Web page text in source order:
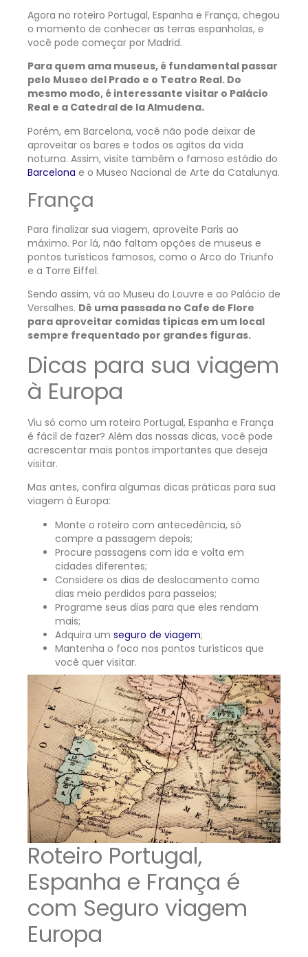
Agora no roteiro Portugal, Espanha e França, chegou
o momento de conhecer as terras espanholas, e
você pode começar por Madrid.
Para quem ama museus, é fundamental passar
pelo Museo del Prado e o Teatro Real. Do
mesmo modo, é interessante visitar o Palácio
Real e a Catedral de la Almudena.
Porém, em Barcelona, você não pode deixar de
aproveitar os bares e todos os agitos da vida
noturna. Assim, visite também o famoso estádio do
Barcelona e o Museo Nacional de Arte da Catalunya.
França
Para finalizar sua viagem, aproveite Paris ao
máximo. Por lá, não faltam opções de museus e
pontos turísticos famosos, como o Arco do Triunfo
e a Torre Eiffel.
Sendo assim, vá ao Museu do Louvre e ao Palácio de
Versalhes. Dê uma passada no Cafe de Flore
para aproveitar comidas típicas em um local
sempre frequentado por grandes figuras.
Dicas para sua viagem
à Europa
Viu só como um roteiro Portugal, Espanha e França
é fácil de fazer? Além das nossas dicas, você pode
acrescentar mais pontos importantes que deseja
visitar.
Mas antes, confira algumas dicas práticas para sua
viagem à Europa:
Monte o roteiro com antecedência, só
compre a passagem depois;
Procure passagens com ida e volta em
cidades diferentes;
Considere os dias de deslocamento como
dias meio perdidos para passeios;
Programe seus dias para que eles rendam
mais;
Adquira um seguro de viagem;
Mantenha o foco nos pontos turísticos que
você quer visitar.
Roteiro Portugal,
Espanha e França é
com Seguro viagem
Europa